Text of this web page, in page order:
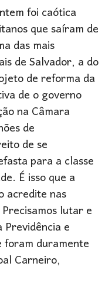
foi caótica
que saíram de
das mais
de Salvador, a do
de reforma da
de o governo
na Câmara
de
de se
para a classe
É isso que a
acredite nas
lutar e
e
foram duramente
Carneiro,